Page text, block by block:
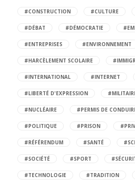
#CONSTRUCTION #CULTURE
#DÉBAT #DÉMOCRATIE
#ENTREPRISES #ENVIRONNEMENT
#HARCÈLEMENT SCOLAIRE
#INTERNATIONAL #INTERNET
#LIBERTÉ D'EXPRESSION
#NUCLÉAIRE #PERMIS DE
#POLITIQUE #PRISON
#RÉFÉRENDUM #SANTÉ
#SOCIÉTÉ #SPORT
#TECHNOLOGIE #TRADITION